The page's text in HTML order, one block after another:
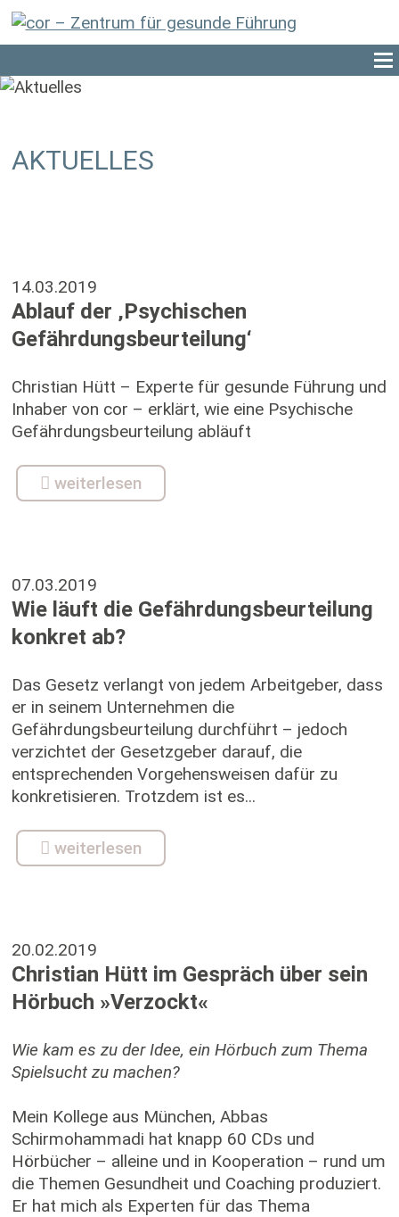
AKTUELLES
14.03.2019
Ablauf der ‚Psychischen
Gefährdungsbeurteilung‘
Christian Hütt – Experte für gesunde Führung und
Inhaber von cor – erklärt, wie eine Psychische
Gefährdungsbeurteilung abläuft
weiterlesen
07.03.2019
Wie läuft die Gefährdungsbeurteilung
konkret ab?
Das Gesetz verlangt von jedem Arbeitgeber, dass
er in seinem Unternehmen die
Gefährdungsbeurteilung durchführt – jedoch
verzichtet der Gesetzgeber darauf, die
entsprechenden Vorgehensweisen dafür zu
konkretisieren. Trotzdem ist es...
weiterlesen
20.02.2019
Christian Hütt im Gespräch über sein
Hörbuch »Verzockt«
Wie kam es zu der Idee, ein Hörbuch zum Thema
Spielsucht zu machen?
Mein Kollege aus München, Abbas
Schirmohammadi hat knapp 60 CDs und
Hörbücher – alleine und in Kooperation – rund um
die Themen Gesundheit und Coaching produziert.
Er hat mich als Experten für das Thema